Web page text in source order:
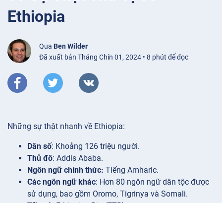
Ethiopia
Qua Ben Wilder
Đã xuất bản Tháng Chín 01, 2024 • 8 phút để đọc
Những sự thật nhanh về Ethiopia:
Dân số: Khoảng 126 triệu người.
Thủ đô: Addis Ababa.
Ngôn ngữ chính thức: Tiếng Amharic.
Các ngôn ngữ khác: Hơn 80 ngôn ngữ dân tộc được
sử dụng, bao gồm Oromo, Tigrinya và Somali.